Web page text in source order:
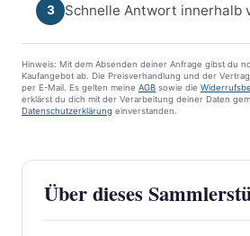
3 Schnelle Antwort innerhalb
Hinweis: Mit dem Absenden deiner Anfrage gibst du
Kaufangebot ab. Die Preisverhandlung und der
per E-Mail. Es gelten meine AGB sowie die
erklärst du dich mit der Verarbeitung deiner Daten
Datenschutzerklärung einverstanden.
Über dieses